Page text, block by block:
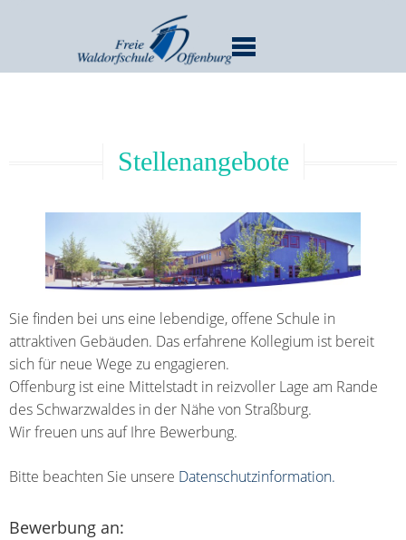
Stellenangebote
Sie finden bei uns eine lebendige, offene Schule in
attraktiven Gebäuden. Das erfahrene Kollegium ist bereit
sich für neue Wege zu engagieren.
Offenburg ist eine Mittelstadt in reizvoller Lage am Rande
des Schwarzwaldes in der Nähe von Straßburg.
Wir freuen uns auf Ihre Bewerbung.
Bitte beachten Sie unsere Datenschutzinformation.
Bewerbung an: